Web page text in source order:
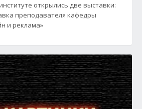
открылись две выставки:
преподавателя кафедры
и реклама»